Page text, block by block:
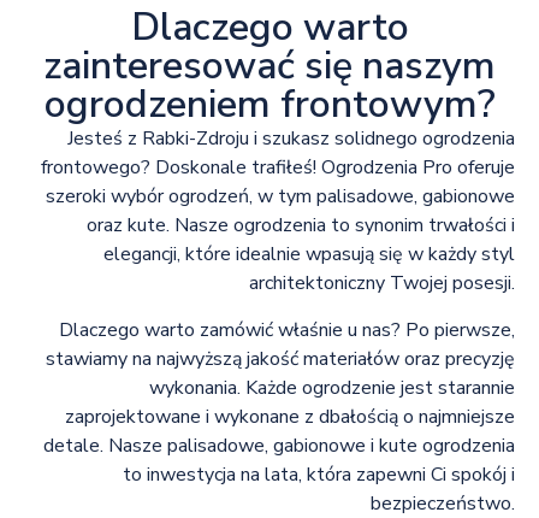
Dlaczego warto
zainteresować się naszym
ogrodzeniem frontowym?
Jesteś z Rabki-Zdroju i szukasz solidnego ogrodzenia
frontowego? Doskonale trafiłeś! Ogrodzenia Pro oferuje
szeroki wybór ogrodzeń, w tym palisadowe, gabionowe
oraz kute. Nasze ogrodzenia to synonim trwałości i
elegancji, które idealnie wpasują się w każdy styl
architektoniczny Twojej posesji.
Dlaczego warto zamówić właśnie u nas? Po pierwsze,
stawiamy na najwyższą jakość materiałów oraz precyzję
wykonania. Każde ogrodzenie jest starannie
zaprojektowane i wykonane z dbałością o najmniejsze
detale. Nasze palisadowe, gabionowe i kute ogrodzenia
to inwestycja na lata, która zapewni Ci spokój i
bezpieczeństwo.